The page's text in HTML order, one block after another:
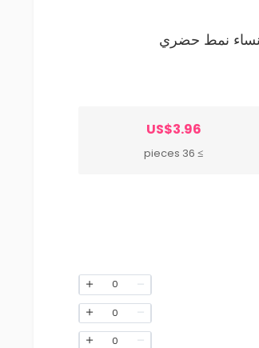
US$3.96
≥ 36 pieces
0
0
0